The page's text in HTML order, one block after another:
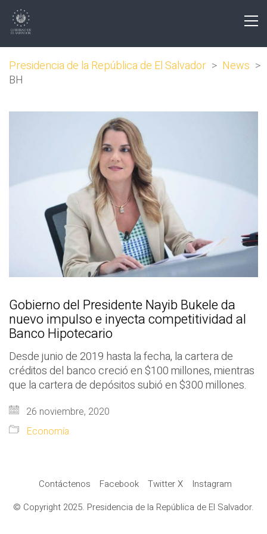
Presidencia de la República de El Salvador > News >
BH
Gobierno del Presidente Nayib Bukele da
nuevo impulso e inyecta competitividad al
Banco Hipotecario
Desde junio de 2019 hasta la fecha, la cartera de
créditos del banco creció en $100 millones, mientras
que la cartera de depósitos subió en $300 millones.
26 noviembre, 2020
Economía
Contáctenos Facebook Twitter X
Instagram
© Copyright 2025. Presidencia de la República de El Salvador.